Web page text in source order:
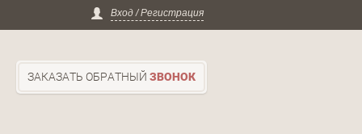
Вход / Регистрация
ЗАКАЗАТЬ ОБРАТНЫЙ ЗВОНОК